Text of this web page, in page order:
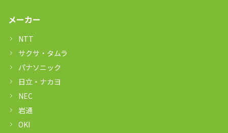
メーカー
NTT
サクサ・タムラ
パナソニック
日立・ナカヨ
NEC
岩通
OKI